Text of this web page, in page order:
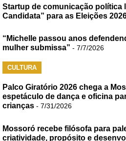
Startup de comunicação política
Candidata” para as Eleições
“Michelle passou anos
mulher submissa” - 7/7/2026
CULTURA
Palco Giratório 2026 chega a
espetáculo de dança e oficina
crianças - 7/31/2026
Mossoró recebe filósofa para
criatividade, propósito e